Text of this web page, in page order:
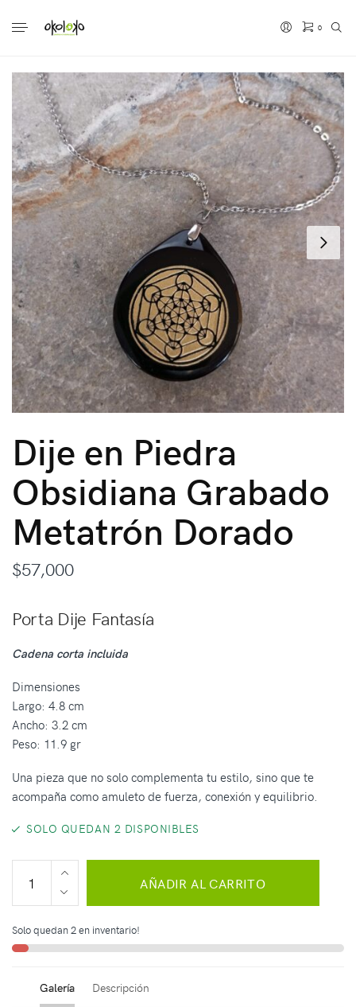
0
Dije en Piedra
Obsidiana Grabado
Metatrón Dorado
$57,000
Porta Dije Fantasía
Cadena corta incluida
Dimensiones
Largo: 4.8 cm
Ancho: 3.2 cm
Peso: 11.9 gr
Una pieza que no solo complementa tu estilo, sino que te
acompaña como amuleto de fuerza, conexión y equilibrio.
SOLO QUEDAN 2 DISPONIBLES
AÑADIR AL CARRITO
Solo quedan 2 en inventario!
Galería Descripción